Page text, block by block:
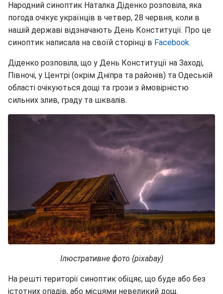
Народний синоптик Наталка Діденко розповіла, яка
погода очікує українців в четвер, 28 червня, коли в
нашій державі відзначають День Конституції. Про це
синоптик написала на своїй сторінці в Facebook.
Діденко розповіла, що у День Конституції на Заході,
Півночі, у Центрі (окрім Дніпра та районів) та Одеській
області очікуються дощі та грози з ймовірністю
сильних злив, граду та шквалів.
Ілюстративне фото (pixabay)
На решті території синоптик обіцяє, що буде або без
істотних опадів, або місцями невеликий дощ.